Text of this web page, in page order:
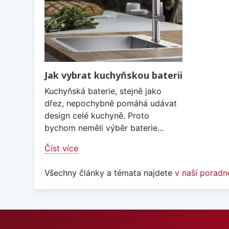
Jak vybrat kuchyňskou baterii
Kuchyňská baterie, stejně jako
dřez, nepochybně pomáhá udávat
design celé kuchyně. Proto
bychom neměli výběr baterie...
Číst více
Všechny články a témata najdete v naší